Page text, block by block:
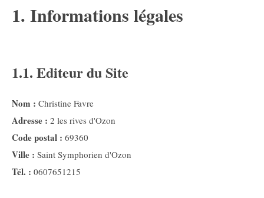
1. Informations légales
1.1. Editeur du Site
Nom : Christine Favre
Adresse : 2 les rives d'Ozon
Code postal : 69360
Ville : Saint Symphorien d'Ozon
Tél. : 0607651215